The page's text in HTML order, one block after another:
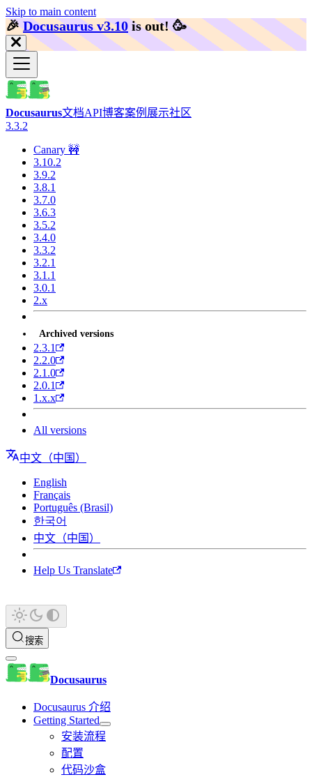
Skip to main content
🎉️Docusaurus v3.10 is out! 🥳️
Docusaurus文档API博客案例展示社区
3.3.2
Canary 🚧
3.10.2
3.9.2
3.8.1
3.7.0
3.6.3
3.5.2
3.4.0
3.3.2
3.2.1
3.1.1
3.0.1
2.x
Archived versions
2.3.1
2.2.0
2.1.0
2.0.1
1.x.x
All versions
中文（中国）
English
Français
Português (Brasil)
한국어
中文（中国）
Help Us Translate
搜索
Docusaurus
Docusaurus 介绍
Getting Started
安装流程
配置
代码沙盒